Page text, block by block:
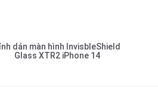
dán màn hình InvisbleShield
Glass XTR2 iPhone 14